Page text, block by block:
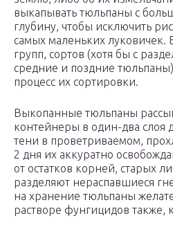
выкапывать тюльпаны с
глубину, чтобы исключить
самых маленьких луковичек.
групп, сортов (хотя бы с
средние и поздние
процесс их сортировки.
Выкопанные тюльпаны
контейнеры в один-два слоя
тени в проветриваемом,
2 дня их аккуратно
от остатков корней, старых
разделяют нераспавшиеся
на хранение тюльпаны
растворе фунгицидов также,